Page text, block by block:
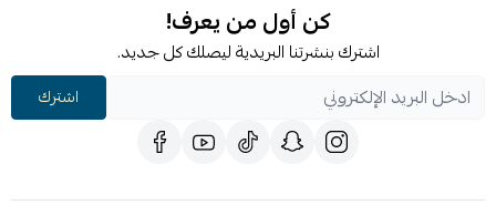
كن أول من يعرف!
اشترك بنشرتنا البريدية ليصلك كل جديد.
اشترك